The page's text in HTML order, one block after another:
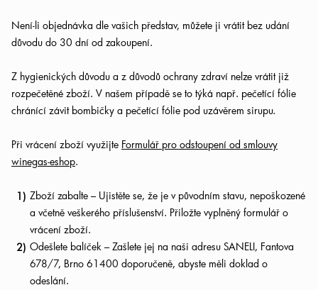
Není-li objednávka dle vašich představ, můžete ji vrátit bez udání
důvodu do 30 dní od zakoupení.
Z hygienických důvodu a z důvodů ochrany zdraví nelze vrátit již
rozpečetěné zboží. V našem případě se to týká např. pečetící fólie
chránící závit bombičky a pečetící fólie pod uzávěrem sirupu.
Při vrácení zboží využijte Formulář pro odstoupení od smlouvy
winegas-eshop.
Zboží zabalte – Ujistěte se, že je v původním stavu, nepoškozené
a včetně veškerého příslušenství. Přiložte vyplněný formulář o
vrácení zboží.
Odešlete balíček – Zašlete jej na naši adresu SANELI, Fantova
678/7, Brno 61400 doporučeně, abyste měli doklad o
odeslání.